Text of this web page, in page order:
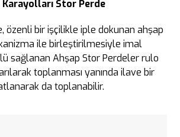
Stor Perde
özenli bir işçilikle iple dokunan ahşap
ile birleştirilmesiyle imal
sağlanan Ahşap Stor Perdeler rulo
toplanması yanında ilave bir
da toplanabilir.